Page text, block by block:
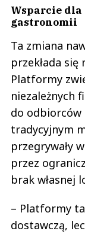
Wsparcie
gastronomii
Ta zmiana
przekłada
Platformy
niezależnych
do odbiorców
tradycyjnym
przegrywały
przez
brak własnej
– Platformy
dostawczą,